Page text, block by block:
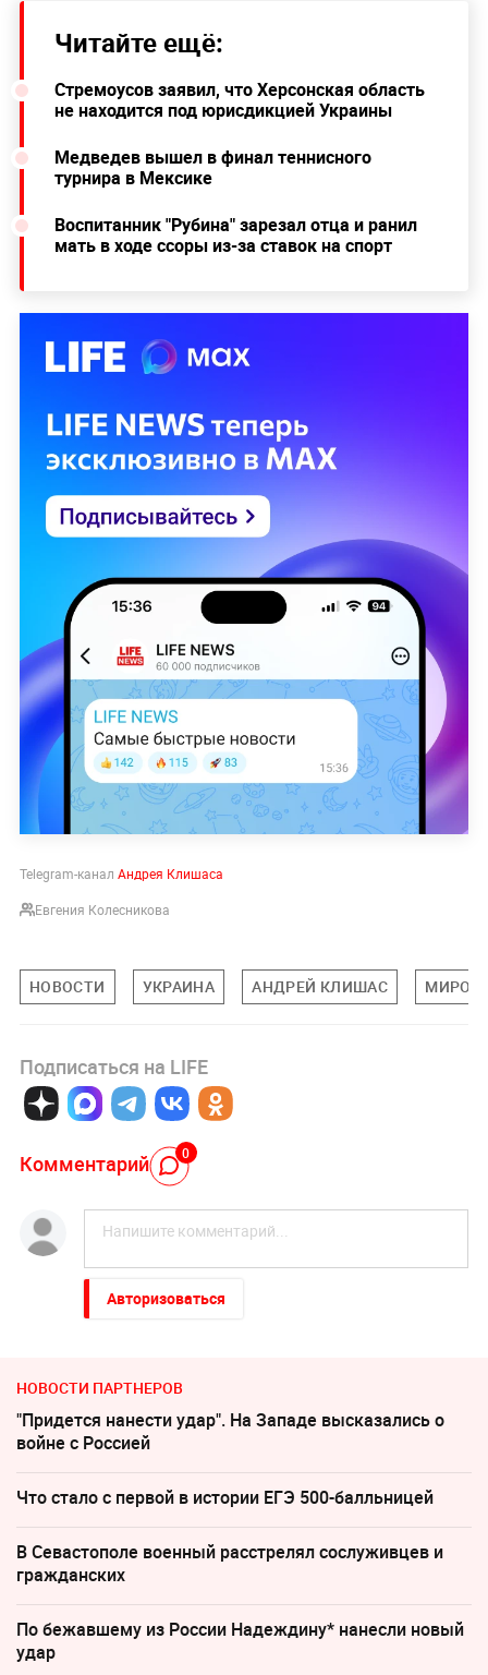
Читайте ещё:
Стремоусов заявил, что Херсонская область
не находится под юрисдикцией Украины
Медведев вышел в финал теннисного
турнира в Мексике
Воспитанник "Рубина" зарезал отца и ранил
мать в ходе ссоры из-за ставок на спорт
Telegram-канал Андрея Клишаса
Евгения Колесникова
НОВОСТИ УКРАИНА АНДРЕЙ КЛИШАС
Подписаться на LIFE
Комментарий 0
Авторизоваться
НОВОСТИ ПАРТНЕРОВ
"Придется нанести удар". На Западе высказались о
войне с Россией
Что стало с первой в истории ЕГЭ 500-балльницей
В Севастополе военный расстрелял сослуживцев и
гражданских
По бежавшему из России Надеждину* нанесли новый
удар